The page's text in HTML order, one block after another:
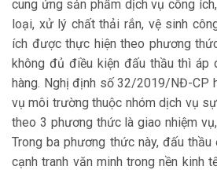
cung ứng sản phẩm dịch vụ công
loại, xử lý chất thải rắn, vệ sinh
ích được thực hiện theo phương
không đủ điều kiện đấu thầu thì áp
hàng. Nghị định số 32/2019/NĐ-CP
vụ môi trường thuộc nhóm dịch vụ
theo 3 phương thức là giao nhiệm
Trong ba phương thức này, đấu
cạnh tranh văn minh trong nền kinh